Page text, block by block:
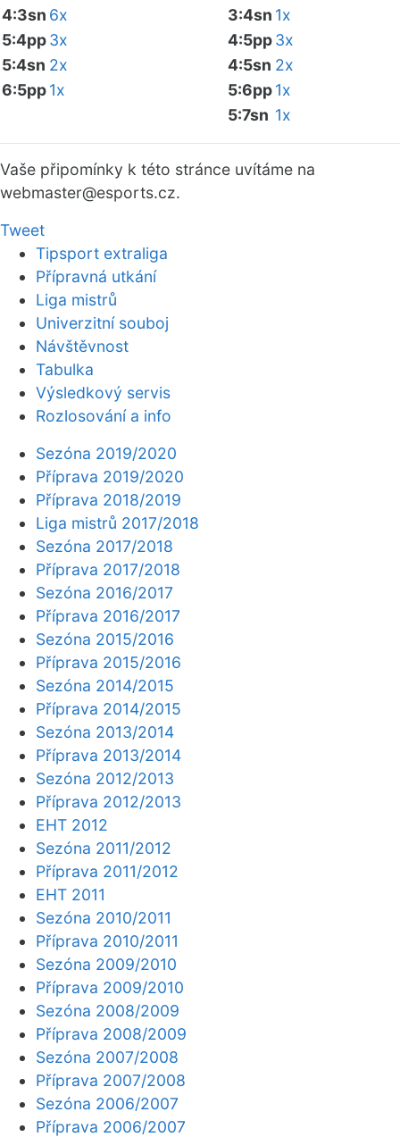
4:3sn 6x
5:4pp3x
5:4sn 2x
6:5pp1x
3:4sn 1x
4:5pp3x
4:5sn 2x
5:6pp1x
5:7sn 1x
Vaše připomínky k této stránce uvítáme na
webmaster@esports.cz.
Tweet
Tipsport extraliga
Přípravná utkání
Liga mistrů
Univerzitní souboj
Návštěvnost
Tabulka
Výsledkový servis
Rozlosování a info
Sezóna 2019/2020
Příprava 2019/2020
Příprava 2018/2019
Liga mistrů 2017/2018
Sezóna 2017/2018
Příprava 2017/2018
Sezóna 2016/2017
Příprava 2016/2017
Sezóna 2015/2016
Příprava 2015/2016
Sezóna 2014/2015
Příprava 2014/2015
Sezóna 2013/2014
Příprava 2013/2014
Sezóna 2012/2013
Příprava 2012/2013
EHT 2012
Sezóna 2011/2012
Příprava 2011/2012
EHT 2011
Sezóna 2010/2011
Příprava 2010/2011
Sezóna 2009/2010
Příprava 2009/2010
Sezóna 2008/2009
Příprava 2008/2009
Sezóna 2007/2008
Příprava 2007/2008
Sezóna 2006/2007
Příprava 2006/2007